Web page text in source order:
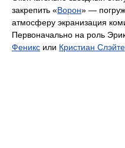
закрепить «Ворон» —
атмосферу экранизация
Первоначально на роль
Феникс или Кристиан